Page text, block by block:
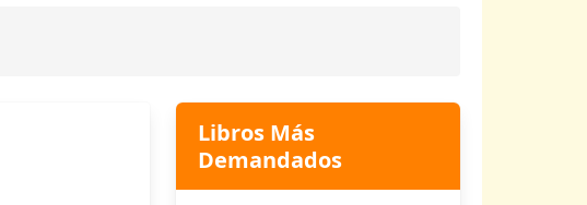
Libros Más
Demandados